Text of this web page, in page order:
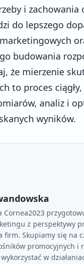
i zachowania
do lepszego
budowania
że mierzenie
to proces
analiz i
wyników.
Cornea2023
z perspektywy
firm. Skupiamy się na
promocyjnych i
w